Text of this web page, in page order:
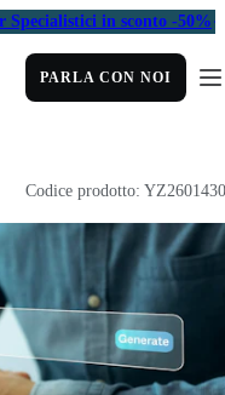
Specialistici in sconto -50%
PARLA CON NOI
Codice prodotto: